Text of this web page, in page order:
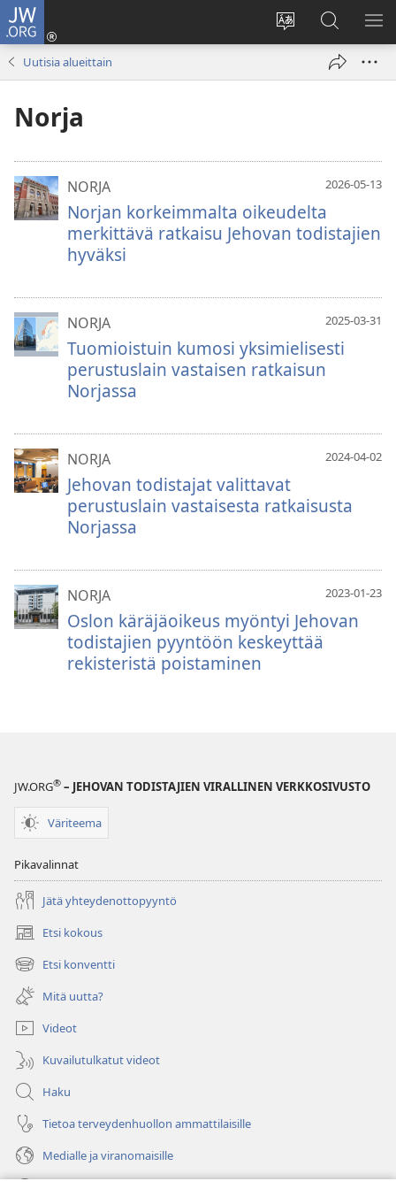
JW.ORG
Vaihda
sivuston
Kirjaudu
(avaa
Hae
JW.ORG-
sivustolta
Uutisia alueittain
Norja
2026-05-13
NORJA
Norjan korkeimmalta oikeudelta
merkittävä ratkaisu Jehovan todistajien
hyväksi
2025-03-31
NORJA
Tuomioistuin kumosi yksimielisesti
perustuslain vastaisen ratkaisun
Norjassa
2024-04-02
NORJA
Jehovan todistajat valittavat
perustuslain vastaisesta ratkaisusta
Norjassa
2023-01-23
NORJA
Oslon käräjäoikeus myöntyi Jehovan
todistajien pyyntöön keskeyttää
rekisteristä poistaminen
JW.ORG® – JEHOVAN TODISTAJIEN VIRALLINEN VERKKOSIVUSTO
Väriteema
Pikavalinnat
Jätä yhteydenottopyyntö
Etsi kokous
(avaa
uuden
ikkunan)
Etsi konventti
(avaa
uuden
ikkunan)
Mitä uutta?
Videot
Kuvailutulkatut videot
Haku
Tietoa terveydenhuollon ammattilaisille
Medialle ja viranomaisille